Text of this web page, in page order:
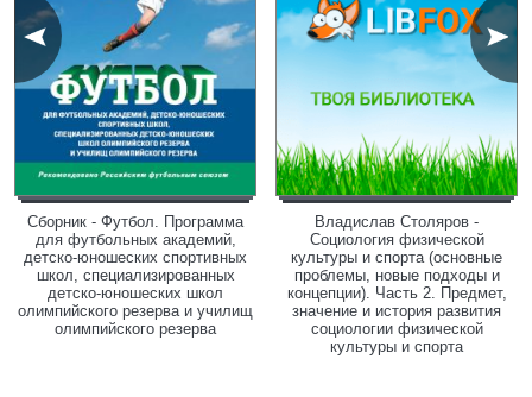
Сборник - Футбол. Программа
для футбольных академий,
детско-юношеских спортивных
школ, специализированных
детско-юношеских школ
олимпийского резерва и училищ
олимпийского резерва
Владислав Столяров -
Социология физической
культуры и спорта (основные
проблемы, новые подходы и
концепции). Часть 2. Предмет,
значение и история развития
социологии физической
культуры и спорта